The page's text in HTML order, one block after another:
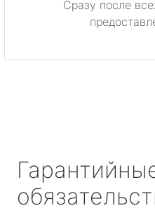
Приозерск
Сясьстрой
Сразу после